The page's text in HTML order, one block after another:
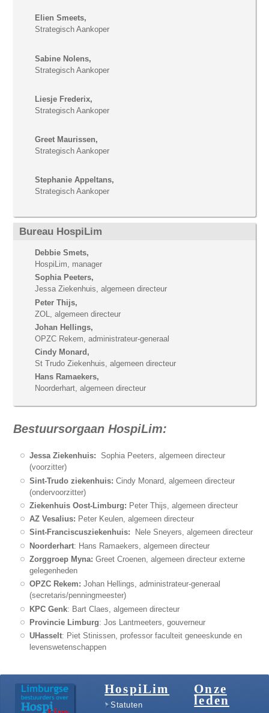
Elien Smeets,
Strategisch Aankoper
Sabine Nolens,
Strategisch Aankoper
Liesje Frederix,
Strategisch Aankoper
Greet Maurissen,
Strategisch Aankoper
Stephanie Appeltans,
Strategisch Aankoper
Bureau HospiLim
Debbie Smets,
HospiLim, manager
Sophia Peeters,
Jessa Ziekenhuis, algemeen directeur
Peter Thijs,
ZOL, algemeen directeur
Johan Hellings,
OPZC Rekem, administrateur-generaal
Cindy Monard,
St Trudo Ziekenhuis, algemeen directeur
Hans Ramaekers,
Noorderhart, algemeen directeur
Bestuursorgaan HospiLim:
Jessa Ziekenhuis: Sophia Peeters, algemeen directeur
(voorzitter)
Sint-Trudo ziekenhuis: Cindy Monard, algemeen directeur
(ondervoorzitter)
Ziekenhuis Oost-Limburg: Peter Thijs, algemeen directeur
AZ Vesalius: Peter Keulen, algemeen directeur
Sint-Franciscusziekenhuis: Nele Sneyers, algemeen directeur
Noorderhart: Hans Ramaekers, algemeen directeur
Zorggroep Myna: Greet Croenen, algemeen directeur externe
gelegenheden
OPZC Rekem: Johan Hellings, administrateur-generaal
(secretaris/penningmeester)
KPC Genk: Bart Claes, algemeen directeur
Provincie Limburg: Jos Lantmeeters, gouverneur
UHasselt: Piet Stinissen, professor faculteit geneeskunde en
levenswetenschappen
HospiLim
Statuten
Onze
leden